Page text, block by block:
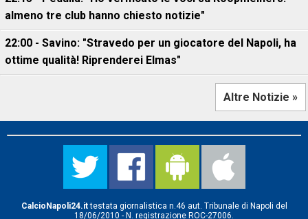
almeno tre club hanno chiesto notizie"
22:00 - Savino: "Stravedo per un giocatore del Napoli, ha
ottime qualità! Riprenderei Elmas"
Altre Notizie »
CalcioNapoli24.ittestata giornalistica n.46 aut. Tribunale di Napoli del
18/06/2010 - N. registrazione ROC-27006.